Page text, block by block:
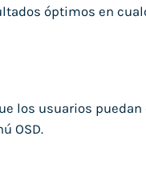
óptimos en
los usuarios
OSD.